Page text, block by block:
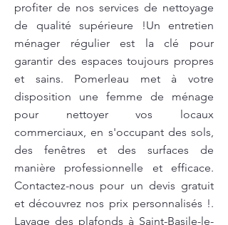
profiter de nos services de nettoyage
de qualité supérieure !Un entretien
ménager régulier est la clé pour
garantir des espaces toujours propres
et sains. Pomerleau met à votre
disposition une femme de ménage
pour nettoyer vos locaux
commerciaux, en s'occupant des sols,
des fenêtres et des surfaces de
manière professionnelle et efficace.
Contactez-nous pour un devis gratuit
et découvrez nos prix personnalisés !.
Lavage des plafonds à Saint-Basile-le-